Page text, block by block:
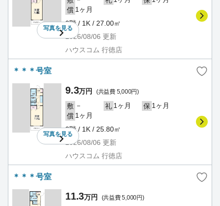
写真を見る
償 1ヶ月
2階 / 1K / 27.00㎡
2026/08/06 更新
ハウスコム 行徳店
＊＊＊号室
写真を見る
9.3万円 (共益費 5,000円)
敷 － 礼 1ヶ月 保 1ヶ月
償 1ヶ月
2階 / 1K / 25.80㎡
2026/08/06 更新
ハウスコム 行徳店
＊＊＊号室
11.3万円 (共益費 5,000円)